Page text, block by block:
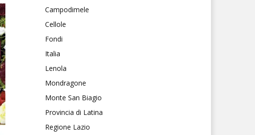
Campodimele
Cellole
Fondi
Italia
Lenola
Mondragone
Monte San Biagio
Provincia di Latina
Regione Lazio